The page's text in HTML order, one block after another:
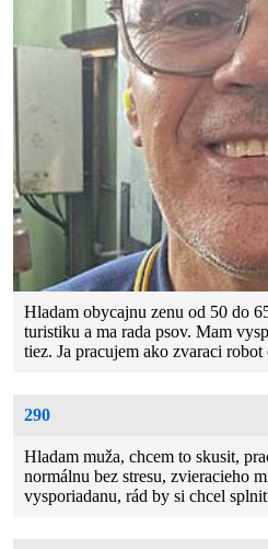
Hladam obycajnu zenu od 50 do
turistiku a ma rada psov. Mam
tiez. Ja pracujem ako zvaraci robot
290
Hladam muža, chcem to skusit,
normálnu bez stresu, zvieracieho
vysporiadanu, rád by si chcel